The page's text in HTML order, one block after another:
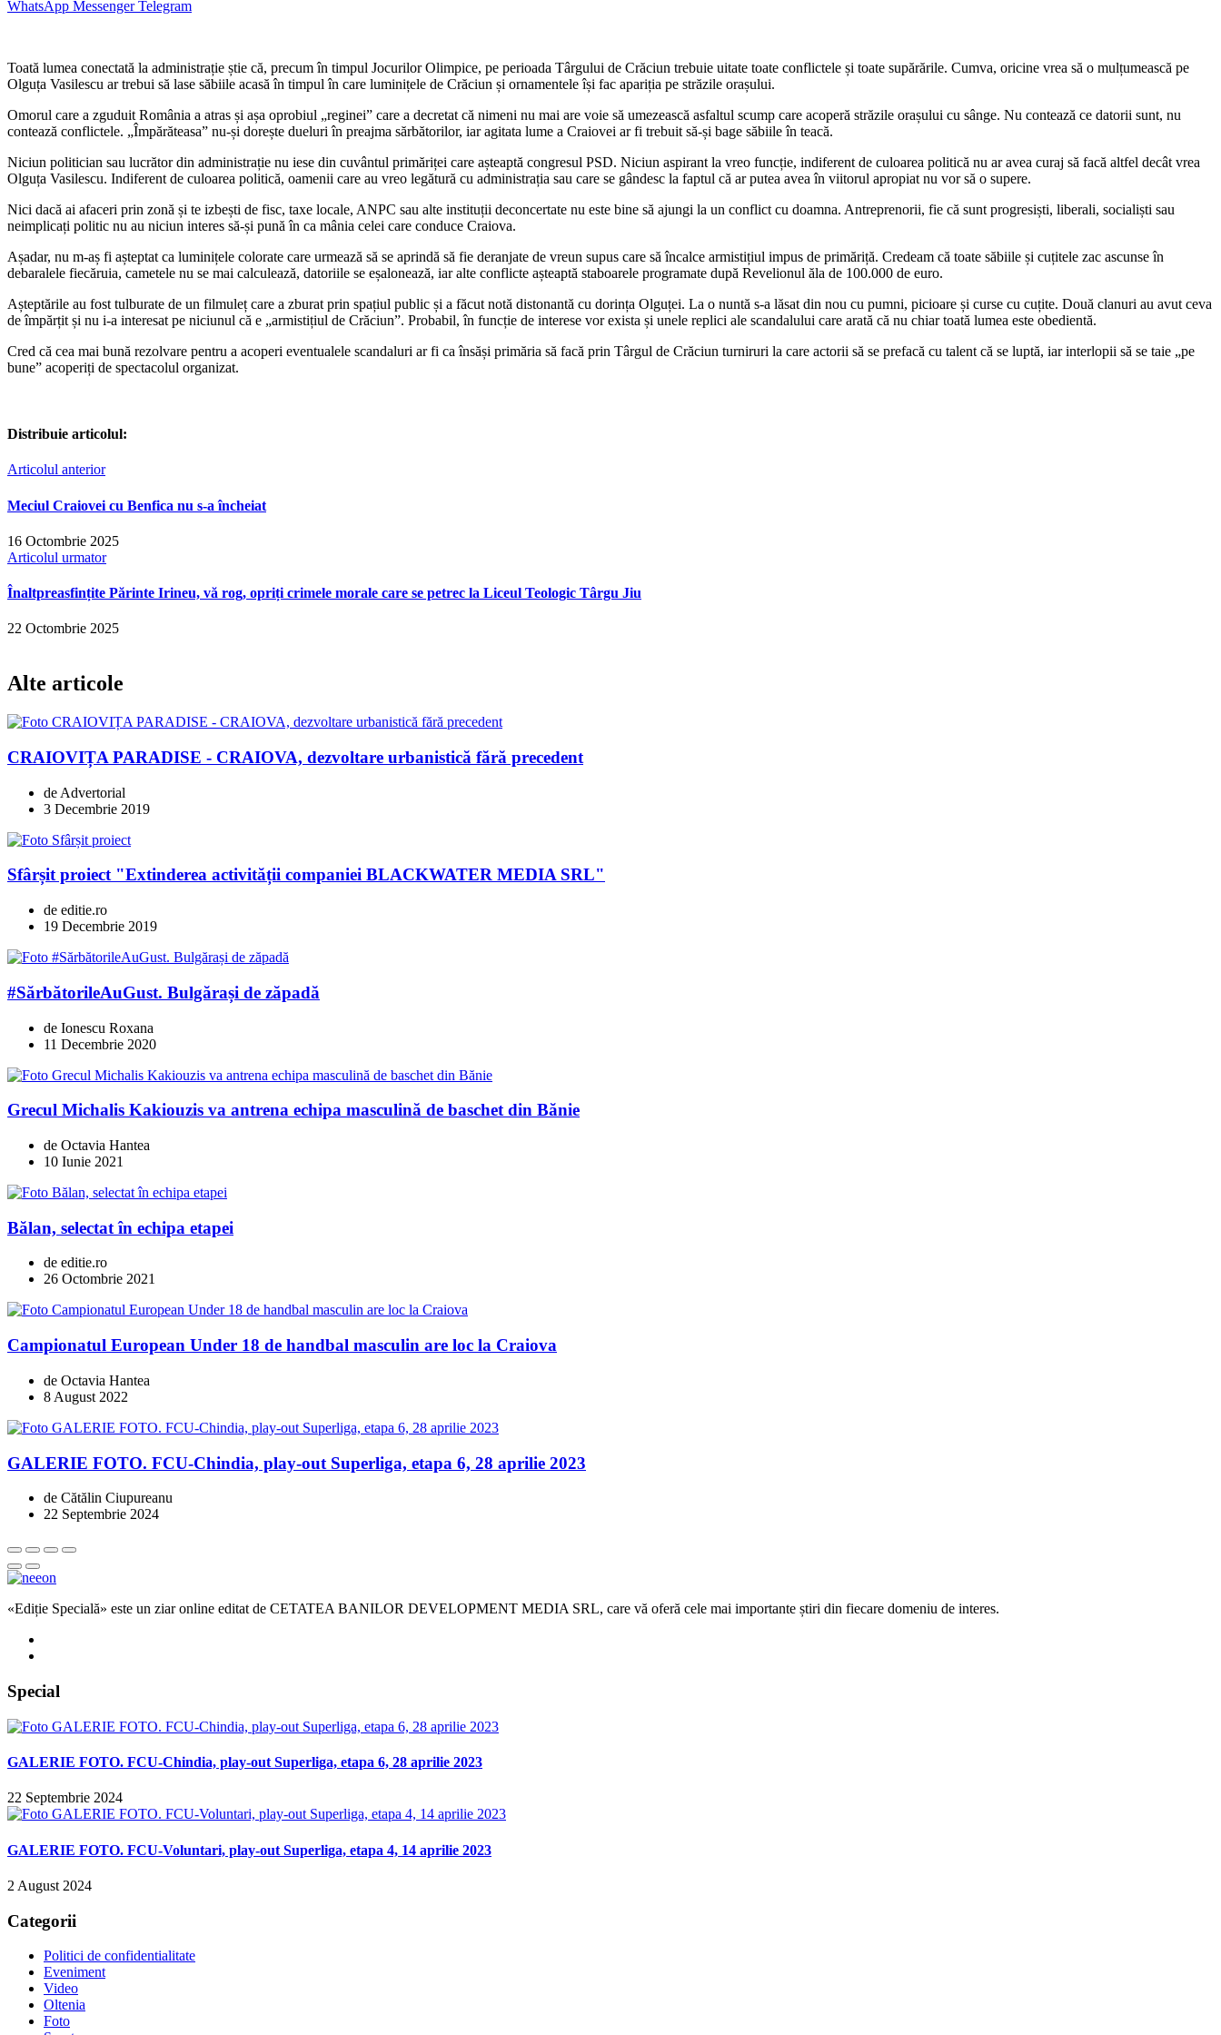
WhatsApp MessengerTelegram
Toată lumea conectată la administrație știe că, precum în timpul Jocurilor Olimpice, pe perioada Târgului de Crăciun trebuie uitate toate conflictele și toate supărările. Cumva, oricine vrea să o mulțumească pe
Olguța Vasilescu ar trebui să lase săbiile acasă în timpul în care luminițele de Crăciun și ornamentele își fac apariția pe străzile orașului.
Omorul care a zguduit România a atras și așa oprobiul „reginei” care a decretat că nimeni nu mai are voie să umezească asfaltul scump care acoperă străzile orașului cu sânge. Nu contează ce datorii sunt, nu
contează conflictele. „Împărăteasa” nu-și dorește dueluri în preajma sărbătorilor, iar agitata lume a Craiovei ar fi trebuit să-și bage săbiile în teacă.
Niciun politician sau lucrător din administrație nu iese din cuvântul primăriței care așteaptă congresul PSD. Niciun aspirant la vreo funcție, indiferent de culoarea politică nu ar avea curaj să facă altfel decât vrea
Olguța Vasilescu. Indiferent de culoarea politică, oamenii care au vreo legătură cu administrația sau care se gândesc la faptul că ar putea avea în viitorul apropiat nu vor să o supere.
Nici dacă ai afaceri prin zonă și te izbești de fisc, taxe locale, ANPC sau alte instituții deconcertate nu este bine să ajungi la un conflict cu doamna. Antreprenorii, fie că sunt progresiști, liberali, socialiști sau
neimplicați politic nu au niciun interes să-și pună în ca mânia celei care conduce Craiova.
Așadar, nu m-aș fi așteptat ca luminițele colorate care urmează să se aprindă să fie deranjate de vreun supus care să încalce armistițiul impus de primăriță. Credeam că toate săbiile și cuțitele zac ascunse în
debaralele fiecăruia, cametele nu se mai calculează, datoriile se eșalonează, iar alte conflicte așteaptă staboarele programate după Revelionul ăla de 100.000 de euro.
Așteptările au fost tulburate de un filmuleț care a zburat prin spațiul public și a făcut notă distonantă cu dorința Olguței. La o nuntă s-a lăsat din nou cu pumni, picioare și curse cu cuțite. Două clanuri au avut ceva
de împărțit și nu i-a interesat pe niciunul că e „armistițiul de Crăciun”. Probabil, în funcție de interese vor exista și unele replici ale scandalului care arată că nu chiar toată lumea este obedientă.
Cred că cea mai bună rezolvare pentru a acoperi eventualele scandaluri ar fi ca însăși primăria să facă prin Târgul de Crăciun turniruri la care actorii să se prefacă cu talent că se luptă, iar interlopii să se taie „pe
bune” acoperiți de spectacolul organizat.
Distribuie articolul:
Articolul anterior
Meciul Craiovei cu Benfica nu s-a încheiat
16 Octombrie 2025
Articolul urmator
Înaltpreasfințite Părinte Irineu, vă rog, opriți crimele morale care se petrec la Liceul Teologic Târgu Jiu
22 Octombrie 2025
Alte articole
CRAIOVIȚA PARADISE - CRAIOVA, dezvoltare urbanistică fără precedent
de Advertorial
3 Decembrie 2019
Sfârșit proiect "Extinderea activității companiei BLACKWATER MEDIA SRL"
de editie.ro
19 Decembrie 2019
#SărbătorileAuGust. Bulgărași de zăpadă
de Ionescu Roxana
11 Decembrie 2020
Grecul Michalis Kakiouzis va antrena echipa masculină de baschet din Bănie
de Octavia Hantea
10 Iunie 2021
Bălan, selectat în echipa etapei
de editie.ro
26 Octombrie 2021
Campionatul European Under 18 de handbal masculin are loc la Craiova
de Octavia Hantea
8 August 2022
GALERIE FOTO. FCU-Chindia, play-out Superliga, etapa 6, 28 aprilie 2023
de Cătălin Ciupureanu
22 Septembrie 2024
«Ediție Specială» este un ziar online editat de CETATEA BANILOR DEVELOPMENT MEDIA SRL, care vă oferă cele mai importante știri din fiecare domeniu de interes.
Special
GALERIE FOTO. FCU-Chindia, play-out Superliga, etapa 6, 28 aprilie 2023
22 Septembrie 2024
GALERIE FOTO. FCU-Voluntari, play-out Superliga, etapa 4, 14 aprilie 2023
2 August 2024
Categorii
Politici de confidentialitate
Eveniment
Video
Oltenia
Foto